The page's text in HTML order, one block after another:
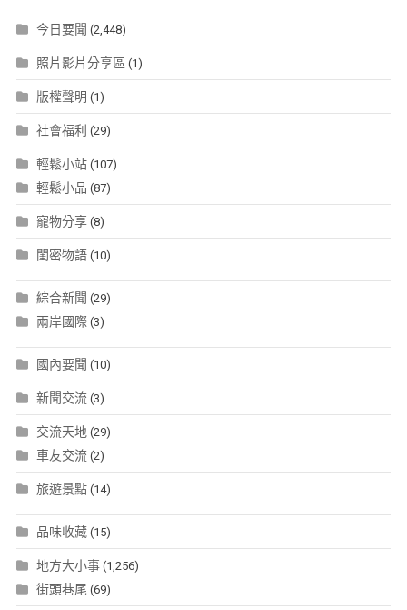
今日要聞 (2,448)
照片影片分享區 (1)
版權聲明 (1)
社會福利 (29)
輕鬆小站(107)
輕鬆小品 (87)
寵物分享(8)
閨密物語(10)
綜合新聞 (29)
兩岸國際(3)
國內要聞 (10)
新聞交流(3)
交流天地(29)
車友交流(2)
旅遊景點(14)
品味收藏(15)
地方大小事(1,256)
街頭巷尾 (69)